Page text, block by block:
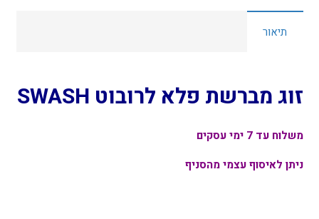
פלא
לרובוטתיאור
זוג מברשת פלא לרובוט SWASH
משלוח עד 7 ימי עסקים
ניתן לאיסוף עצמי מהסניף